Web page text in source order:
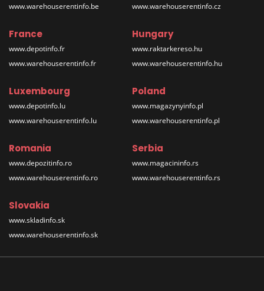
www.warehouserentinfo.be
www.warehouserentinfo.cz
France
www.depotinfo.fr
www.warehouserentinfo.fr
Hungary
www.raktarkereso.hu
www.warehouserentinfo.hu
Luxembourg
www.depotinfo.lu
www.warehouserentinfo.lu
Poland
www.magazynyinfo.pl
www.warehouserentinfo.pl
Romania
www.depozitinfo.ro
www.warehouserentinfo.ro
Serbia
www.magacininfo.rs
www.warehouserentinfo.rs
Slovakia
www.skladinfo.sk
www.warehouserentinfo.sk